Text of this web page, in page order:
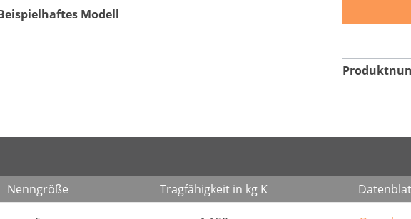
Modell
Nenngröße Tragfähigkeit in kg K